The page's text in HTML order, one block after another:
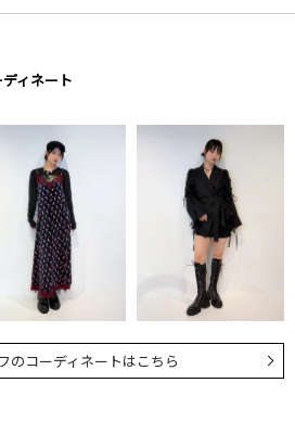
ィネート
のコーディネートはこちら